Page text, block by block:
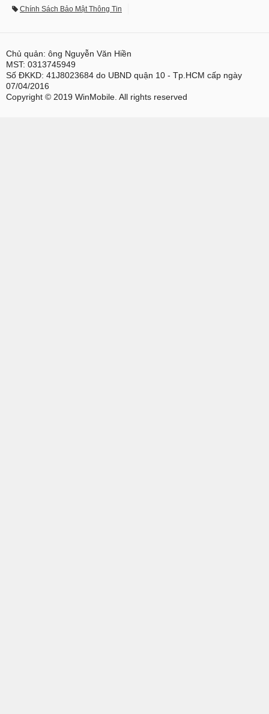
Chính Sách Bảo Mật Thông Tin
Chủ quản: ông Nguyễn Văn Hiền
MST: 0313745949
Số ĐKKD: 41J8023684 do UBND quận 10 - Tp.HCM cấp ngày
07/04/2016
Copyright © 2019 WinMobile. All rights reserved